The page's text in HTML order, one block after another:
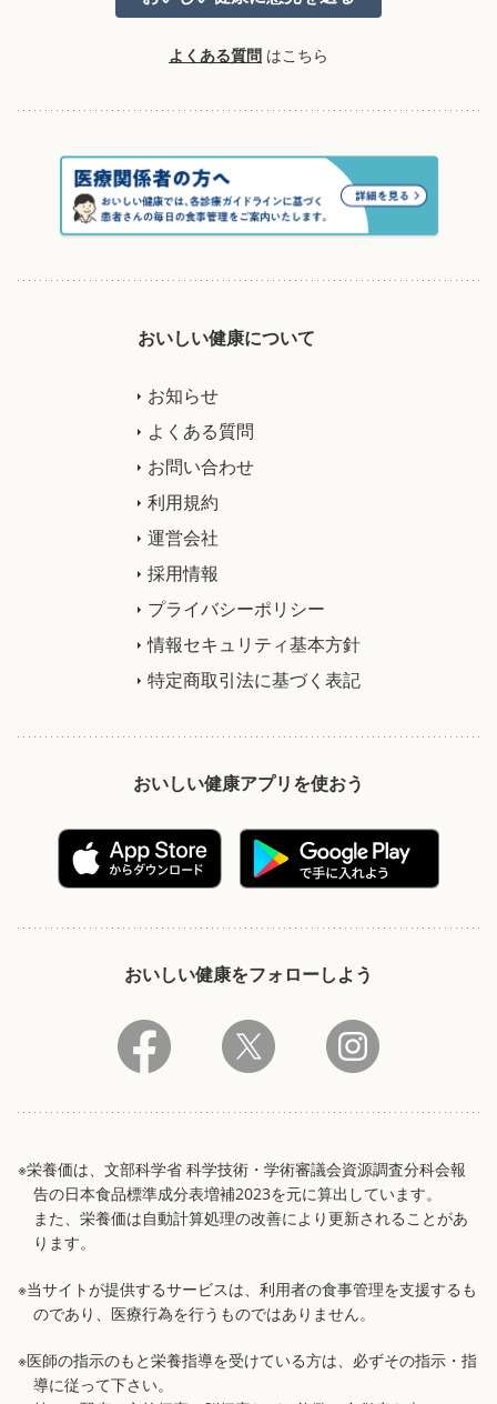
よくある質問 はこちら
おいしい健康について
お知らせ
よくある質問
お問い合わせ
利用規約
運営会社
採用情報
プライバシーポリシー
情報セキュリティ基本方針
特定商取引法に基づく表記
おいしい健康アプリを使おう
おいしい健康をフォローしよう
※栄養価は、文部科学省 科学技術・学術審議会資源調査分科会報
告の日本食品標準成分表増補2023を元に算出しています。
また、栄養価は自動計算処理の改善により更新されることがあ
ります。
※当サイトが提供するサービスは、利用者の食事管理を支援するも
のであり、医療行為を行うものではありません。
※医師の指示のもと栄養指導を受けている方は、必ずその指示・指
導に従って下さい。